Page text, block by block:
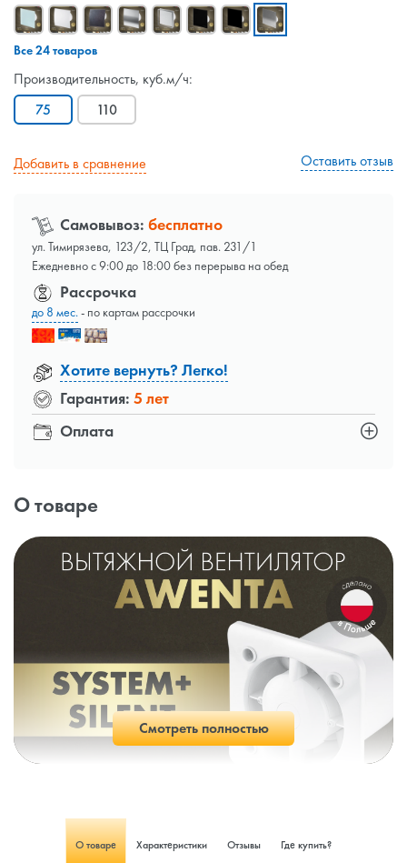
Все 24 товаров
Производительность, куб.м/ч:
75
110
Добавить в сравнение Оставить отзыв
Самовывоз: бесплатно
ул. Тимирязева, 123/2, ТЦ Град, пав. 231/1
Ежедневно с 9:00 до 18:00 без перерыва на обед
Оплата
Рассрочка
до 8 мес.- по картам рассрочки
Хотите вернуть? Легко!
Гарантия: 5 лет
О товаре
Смотреть полностью
О товаре Характеристики Отзывы Где купить?